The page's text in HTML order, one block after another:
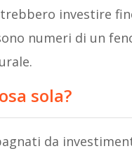
investire
numeri di un
sola?
da